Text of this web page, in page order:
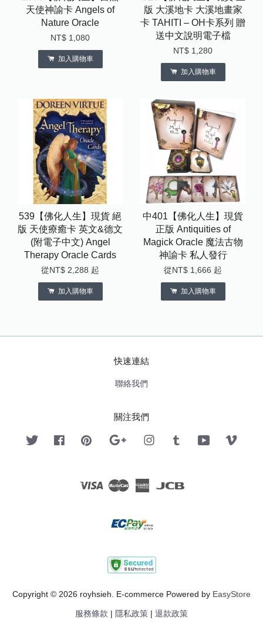
天使神諭卡 Angels of
Nature Oracle
NT$ 1,080
加入購物車
版 大溪地卡 大溪地畫家
卡 TAHITI – OH卡系列 贈
送中文說明電子檔
NT$ 1,280
加入購物車
539【佛化人生】現貨 絕
版 天使療癒卡 英文&德文
(附電子中文) Angel
Therapy Oracle Cards
從NT$ 2,288 起
加入購物車
中401【佛化人生】現貨
正版 Antiquities of
Magick Oracle 魔法古物
神諭卡 私人發行
從NT$ 1,666 起
加入購物車
快速連結
聯絡我們
關注我們
Twitter FacebookPinterest Google InstagramTumblr YouTube
Visa Master American
Copyright © 2026 royhsieh. E-commerce Powered by EasyStore
服務條款 隱私政策 退款政策